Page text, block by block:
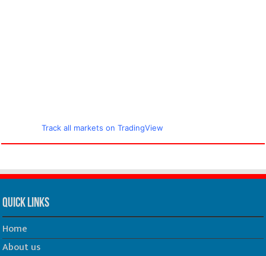
Track all markets on TradingView
Quick Links
Home
About us